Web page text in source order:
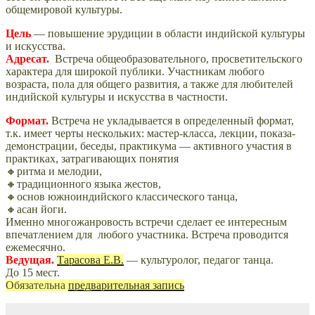
общемировой культуры.
Цель — повышение эрудиции в области индийской культуры
и искусства.
Адресат. Встреча общеобразовательного, просветительского
характера для широкой публики. Участникам любого
возраста, пола для общего развития, а также для любителей
индийской культуры и искусства в частности.
Формат. Встреча не укладывается в определенный формат,
т.к. имеет черты нескольких: мастер-класса, лекции, показа-
демонстрации, беседы, практикума — активного участия в
практиках, затрагивающих понятия
🔸ритма и мелодии,
🔸традиционного языка жестов,
🔸основ южноиндийского классического танца,
🔸асан йоги.
Именно многожанровость встречи сделает ее интересным
впечатлением для любого участника. Встреча проводится
ежемесячно.
Ведущая. Тарасова Е.В. — культуролог, педагог танца.
До 15 мест.
Обязательна предварительная запись